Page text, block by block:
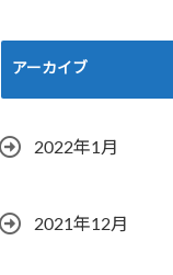
アーカイブ
2022年1月
2021年12月